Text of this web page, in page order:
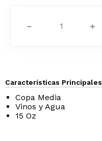
＋
－
Características Principales
Copa Media
Vinos y Agua
15 Oz